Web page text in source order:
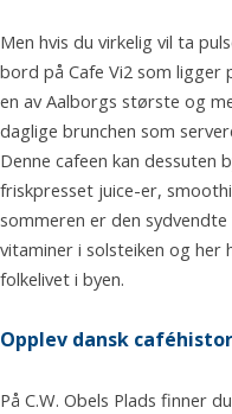
Men hvis du virkelig vil ta
bord på Cafe Vi2 som ligger
en av Aalborgs største og
daglige brunchen som
Denne cafeen kan dessuten
friskpresset juice-er,
sommeren er den
vitaminer i solsteiken og her
folkelivet i byen.
Opplev dansk
På C.W. Obels Plads finner